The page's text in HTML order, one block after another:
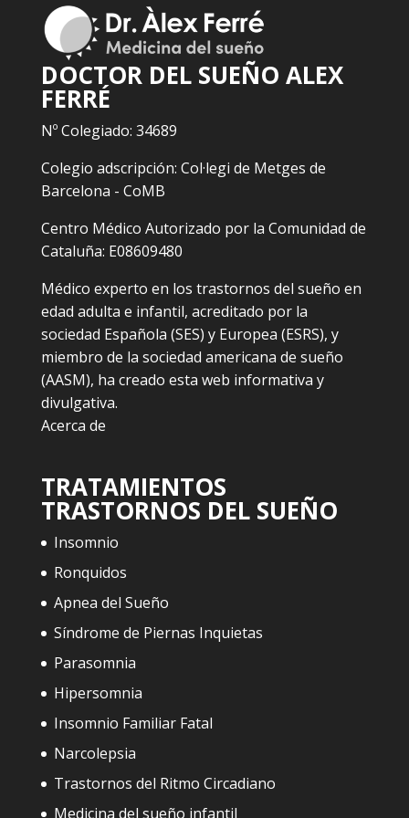
DOCTOR DEL SUEÑO ALEX
FERRÉ
Nº Colegiado: 34689
Colegio adscripción: Col·legi de Metges de
Barcelona - CoMB
Centro Médico Autorizado por la Comunidad de
Cataluña: E08609480
Médico experto en los trastornos del sueño en
edad adulta e infantil, acreditado por la
sociedad Española (SES) y Europea (ESRS), y
miembro de la sociedad americana de sueño
(AASM), ha creado esta web informativa y
divulgativa.
Acerca de
TRATAMIENTOS
TRASTORNOS DEL SUEÑO
Insomnio
Ronquidos
Apnea del Sueño
Síndrome de Piernas Inquietas
Parasomnia
Hipersomnia
Insomnio Familiar Fatal
Narcolepsia
Trastornos del Ritmo Circadiano
Medicina del sueño infantil